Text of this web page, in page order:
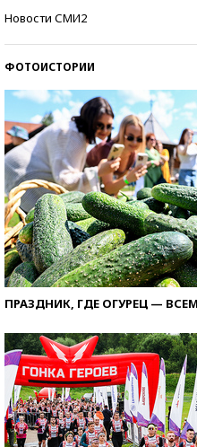
Новости СМИ2
ФОТОИСТОРИИ
ПРАЗДНИК, ГДЕ ОГУРЕЦ —